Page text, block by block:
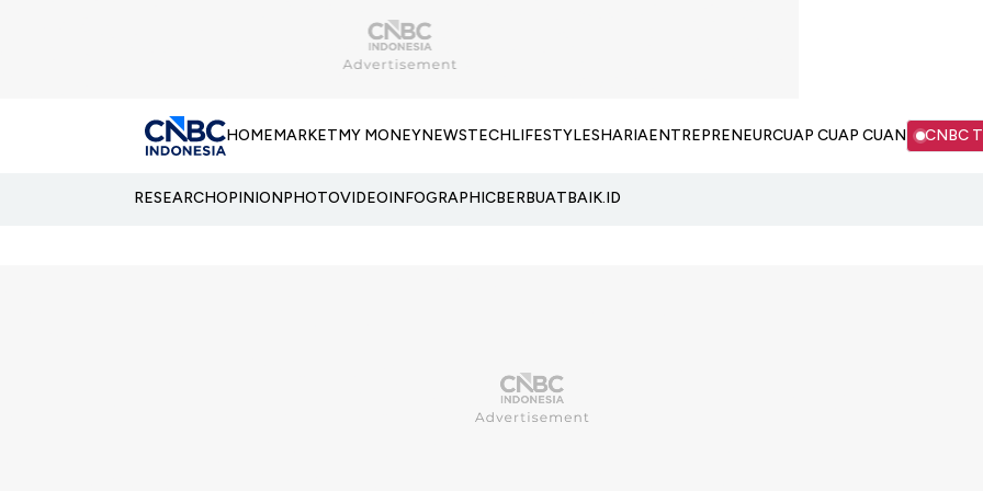
HOMEMARKETMY MONEYNEWSTECHLIFESTYLESHARIAENTREPRENEURCUAP CUAP CUAN CNBC
RESEARCHOPINIONPHOTOVIDEOINFOGRAPHICBERBUATBAIK.ID